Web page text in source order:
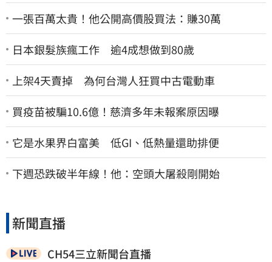
一張百萬太貴！他公開高價股買法：賺30萬
日本銀髮族瘋工作 逾4成想做到80歲
上架4天賣掉 為何台灣人狂買中古電動車
買疫苗被騙10.6億！慈濟多年未報案原因曝
它是水果界白富美 低GI、低熱量還助排便
下週恐跌破半年線！他：空頭大屠殺剛開始
新聞直播
CH54三立新聞台直播